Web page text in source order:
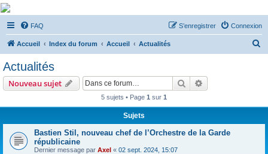
De Musicae Militari -
Forums
Forums de discussions
FAQ Connexion
S’enregistrer
Accueil Index du forum Accueil Actualités
Actualités
Nouveau sujet Rechercher
5 sujets • Page 1 sur 1
Sujets
Bastien Stil, nouveau chef de l’Orchestre de la Garde
républicaine
Dernier message par Axel « 02 sept. 2024, 15:07